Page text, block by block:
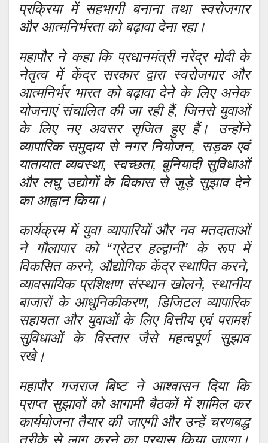
प्रक्रिया में सहभागी बनाना तथा स्वरोजगार
और आत्मनिर्भरता को बढ़ावा देना रहा।
महापौर ने कहा कि प्रधानमंत्री नरेंद्र मोदी के
नेतृत्व में केंद्र सरकार द्वारा स्वरोजगार और
आत्मनिर्भर भारत को बढ़ावा देने के लिए अनेक
योजनाएं संचालित की जा रही हैं, जिनसे युवाओं
के लिए नए अवसर सृजित हुए हैं। उन्होंने
व्यापारिक समुदाय से नगर नियोजन, सड़क एवं
यातायात व्यवस्था, स्वच्छता, बुनियादी सुविधाओं
और लघु उद्योगों के विकास से जुड़े सुझाव देने
का आह्वान किया।
कार्यक्रम में युवा व्यापारियों और नव मतदाताओं
ने गौलापार को “ग्रेटर हल्द्वानी” के रूप में
विकसित करने, औद्योगिक केंद्र स्थापित करने,
व्यावसायिक प्रशिक्षण संस्थान खोलने, स्थानीय
बाजारों के आधुनिकीकरण, डिजिटल व्यापारिक
सहायता और युवाओं के लिए वित्तीय एवं परामर्श
सुविधाओं के विस्तार जैसे महत्वपूर्ण सुझाव
रखे।
महापौर गजराज बिष्ट ने आश्वासन दिया कि
प्राप्त सुझावों को आगामी बैठकों में शामिल कर
कार्ययोजना तैयार की जाएगी और उन्हें चरणबद्ध